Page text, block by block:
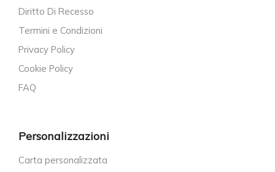
Diritto Di Recesso
Termini e Condizioni
Privacy Policy
Cookie Policy
FAQ
Personalizzazioni
Carta personalizzata